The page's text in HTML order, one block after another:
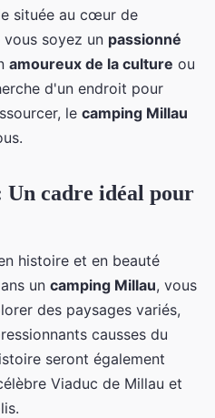
de lecture
située au cœur de
vous soyez un passionné
amoureux de la culture ou
d'un endroit pour
le camping Millau
cadre idéal pour
histoire et en beauté
un camping Millau, vous
des paysages variés,
causses du
seront également
Viaduc de Millau et